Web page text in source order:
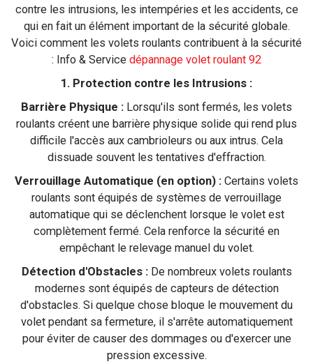
contre les intrusions, les intempéries et les accidents, ce
qui en fait un élément important de la sécurité globale.
Voici comment les volets roulants contribuent à la sécurité
: Info & Service dépannage volet roulant 92
1. Protection contre les Intrusions :
Barrière Physique : Lorsqu'ils sont fermés, les volets
roulants créent une barrière physique solide qui rend plus
difficile l'accès aux cambrioleurs ou aux intrus. Cela
dissuade souvent les tentatives d'effraction.
Verrouillage Automatique (en option) : Certains volets
roulants sont équipés de systèmes de verrouillage
automatique qui se déclenchent lorsque le volet est
complètement fermé. Cela renforce la sécurité en
empêchant le relevage manuel du volet.
Détection d'Obstacles :De nombreux volets roulants
modernes sont équipés de capteurs de détection
d'obstacles. Si quelque chose bloque le mouvement du
volet pendant sa fermeture, il s'arrête automatiquement
pour éviter de causer des dommages ou d'exercer une
pression excessive.